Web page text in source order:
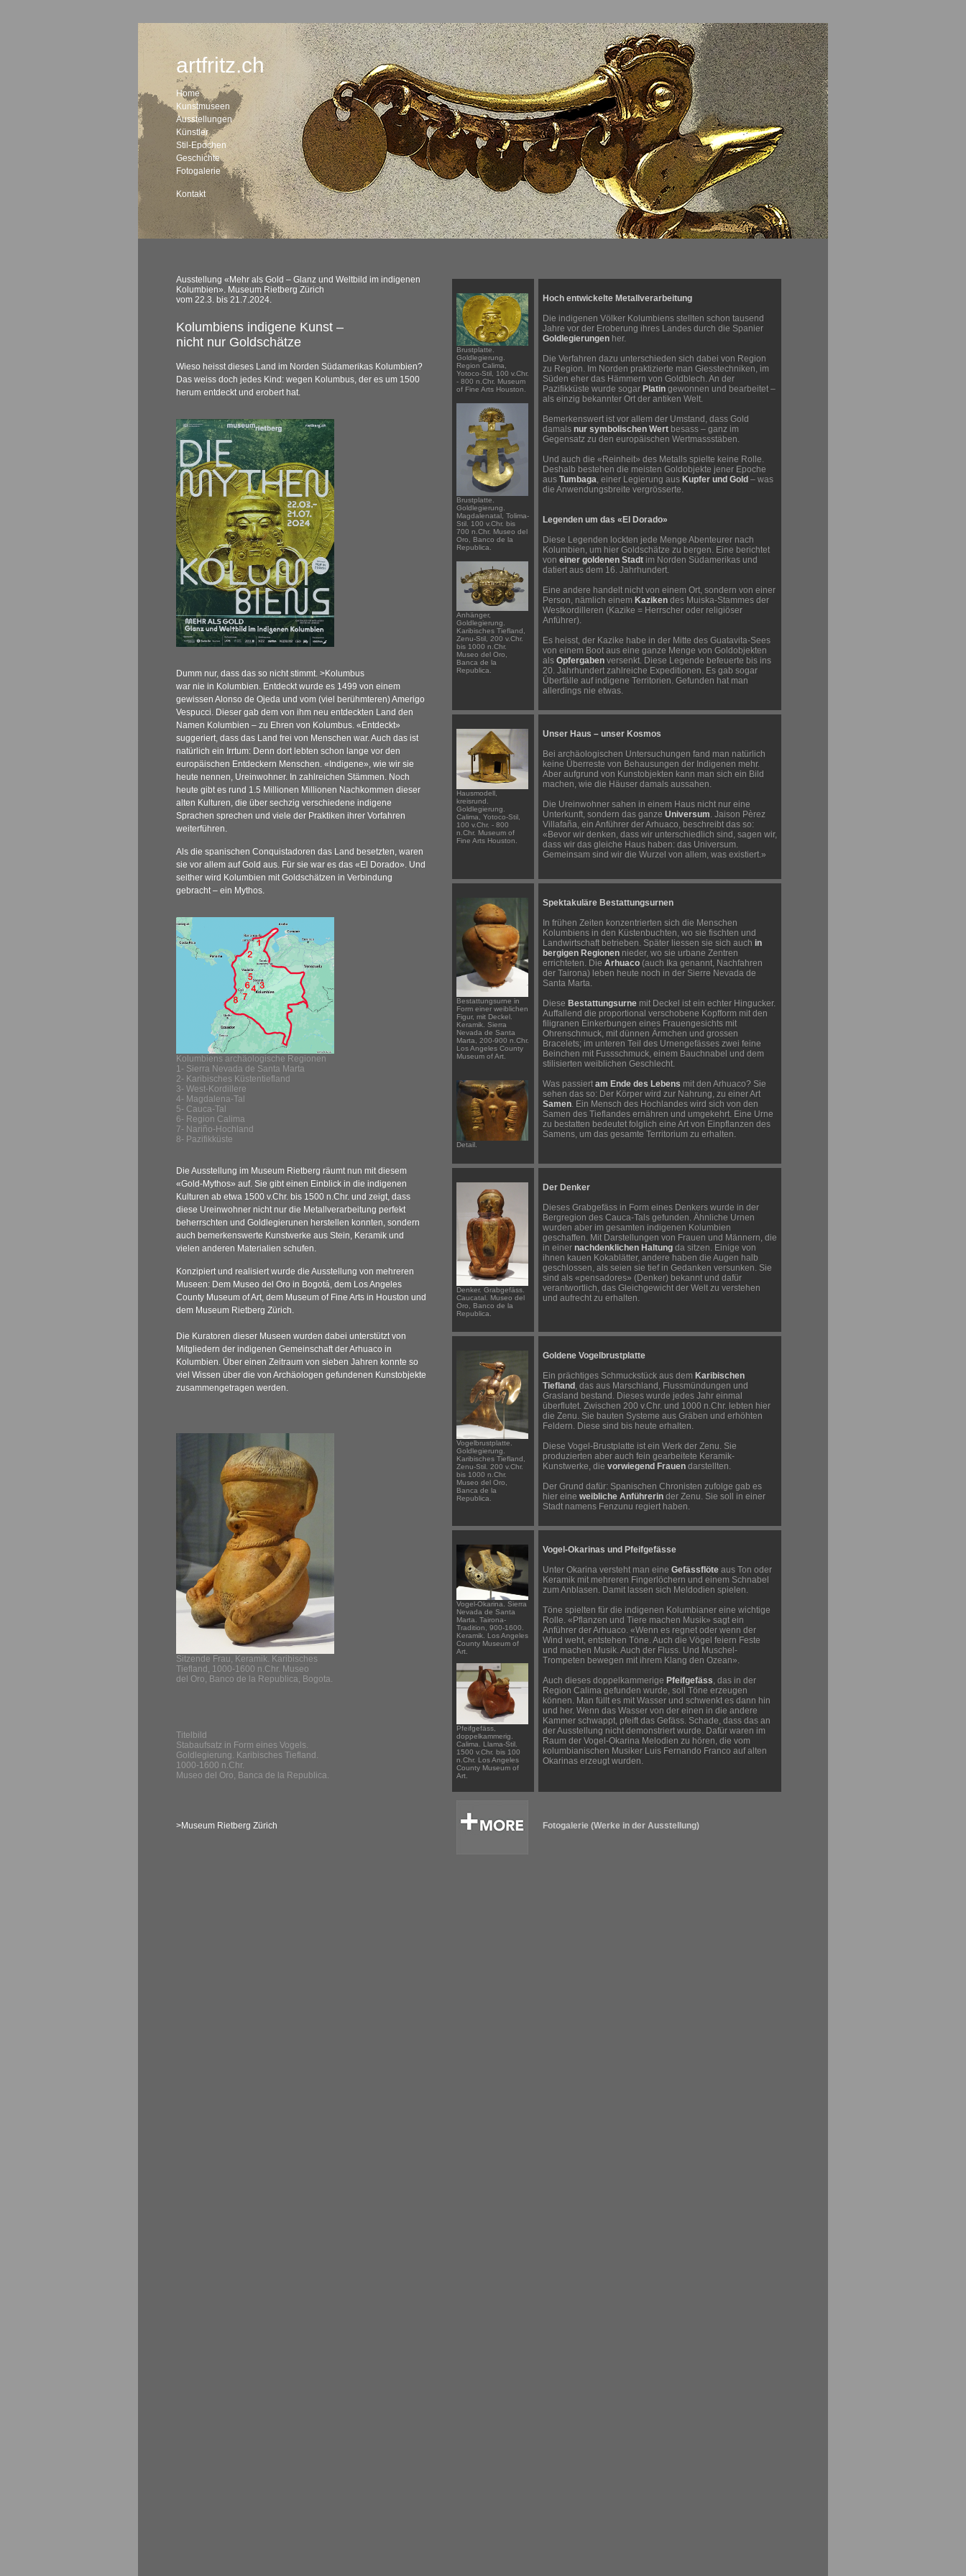
artfritz.ch
Home
Kunstmuseen
Ausstellungen
Künstler
Stil-Epochen
Geschichte
Fotogalerie
Kontakt
Ausstellung «Mehr als Gold – Glanz und Weltbild im indigenen
Kolumbien». Museum Rietberg Zürich
vom 22.3. bis 21.7.2024.
Kolumbiens indigene Kunst –
nicht nur Goldschätze
Wieso heisst dieses Land im Norden Südamerikas Kolumbien?
Das weiss doch jedes Kind: wegen Kolumbus, der es um 1500
herum entdeckt und erobert hat.
Dumm nur, dass das so nicht stimmt. >Kolumbus
war nie in Kolumbien. Entdeckt wurde es 1499 von einem
gewissen Alonso de Ojeda und vom (viel berühmteren) Amerigo
Vespucci. Dieser gab dem von ihm neu entdeckten Land den
Namen Kolumbien – zu Ehren von Kolumbus. «Entdeckt»
suggeriert, dass das Land frei von Menschen war. Auch das ist
natürlich ein Irrtum: Denn dort lebten schon lange vor den
europäischen Entdeckern Menschen. «Indigene», wie wir sie
heute nennen, Ureinwohner. In zahlreichen Stämmen. Noch
heute gibt es rund 1.5 Millionen Millionen Nachkommen dieser
alten Kulturen, die über sechzig verschiedene indigene
Sprachen sprechen und viele der Praktiken ihrer Vorfahren
weiterführen.
Als die spanischen Conquistadoren das Land besetzten, waren
sie vor allem auf Gold aus. Für sie war es das «El Dorado». Und
seither wird Kolumbien mit Goldschätzen in Verbindung
gebracht – ein Mythos.
Kolumbiens archäologische Regionen
1- Sierra Nevada de Santa Marta
2- Karibisches Küstentiefland
3- West-Kordillere
4- Magdalena-Tal
5- Cauca-Tal
6- Region Calima
7- Nariño-Hochland
8- Pazifikküste
Die Ausstellung im Museum Rietberg räumt nun mit diesem
«Gold-Mythos» auf. Sie gibt einen Einblick in die indigenen
Kulturen ab etwa 1500 v.Chr. bis 1500 n.Chr. und zeigt, dass
diese Ureinwohner nicht nur die Metallverarbeitung perfekt
beherrschten und Goldlegierunen herstellen konnten, sondern
auch bemerkenswerte Kunstwerke aus Stein, Keramik und
vielen anderen Materialien schufen.
Konzipiert und realisiert wurde die Ausstellung von mehreren
Museen: Dem Museo del Oro in Bogotá, dem Los Angeles
County Museum of Art, dem Museum of Fine Arts in Houston und
dem Museum Rietberg Zürich.
Die Kuratoren dieser Museen wurden dabei unterstützt von
Mitgliedern der indigenen Gemeinschaft der Arhuaco in
Kolumbien. Über einen Zeitraum von sieben Jahren konnte so
viel Wissen über die von Archäologen gefundenen Kunstobjekte
zusammengetragen werden.
Sitzende Frau, Keramik. Karibisches
Tiefland, 1000-1600 n.Chr. Museo
del Oro, Banco de la Republica, Bogota.
Titelbild
Stabaufsatz in Form eines Vogels.
Goldlegierung. Karibisches Tiefland.
1000-1600 n.Chr.
Museo del Oro, Banca de la Republica.
>Museum Rietberg Zürich
Brustplatte.
Goldlegierung.
Region Calima,
Yotoco-Stil, 100 v.Chr.
- 800 n.Chr. Museum
of Fine Arts Houston.
Brustplatte.
Goldlegierung.
Magdalenatal, Tolima-
Stil. 100 v.Chr. bis
700 n.Chr. Museo del
Oro, Banco de la
Republica.
Anhänger,
Goldlegierung.
Karibisches Tiefland,
Zenu-Stil, 200 v.Chr.
bis 1000 n.Chr.
Museo del Oro,
Banca de la
Republica.
Hoch entwickelte Metallverarbeitung
Die indigenen Völker Kolumbiens stellten schon tausend
Jahre vor der Eroberung ihres Landes durch die Spanier
Goldlegierungen her.
Die Verfahren dazu unterschieden sich dabei von Region
zu Region. Im Norden praktizierte man Giesstechniken, im
Süden eher das Hämmern von Goldblech. An der
Pazifikküste wurde sogar Platin gewonnen und bearbeitet –
als einzig bekannter Ort der antiken Welt.
Bemerkenswert ist vor allem der Umstand, dass Gold
damals nur symbolischen Wert besass – ganz im
Gegensatz zu den europäischen Wertmassstäben.
Und auch die «Reinheit» des Metalls spielte keine Rolle.
Deshalb bestehen die meisten Goldobjekte jener Epoche
aus Tumbaga, einer Legierung aus Kupfer und Gold – was
die Anwendungsbreite vergrösserte.
Legenden um das «El Dorado»
Diese Legenden lockten jede Menge Abenteurer nach
Kolumbien, um hier Goldschätze zu bergen. Eine berichtet
von einer goldenen Stadt im Norden Südamerikas und
datiert aus dem 16. Jahrhundert.
Eine andere handelt nicht von einem Ort, sondern von einer
Person, nämlich einem Kaziken des Muiska-Stammes der
Westkordilleren (Kazike = Herrscher oder religiöser
Anführer).
Es heisst, der Kazike habe in der Mitte des Guatavita-Sees
von einem Boot aus eine ganze Menge von Goldobjekten
als Opfergaben versenkt. Diese Legende befeuerte bis ins
20. Jahrhundert zahlreiche Expeditionen. Es gab sogar
Überfälle auf indigene Territorien. Gefunden hat man
allerdings nie etwas.
Hausmodell,
kreisrund.
Goldlegierung.
Calima, Yotoco-Stil,
100 v.Chr. - 800
n.Chr. Museum of
Fine Arts Houston.
Unser Haus – unser Kosmos
Bei archäologischen Untersuchungen fand man natürlich
keine Überreste von Behausungen der Indigenen mehr.
Aber aufgrund von Kunstobjekten kann man sich ein Bild
machen, wie die Häuser damals aussahen.
Die Ureinwohner sahen in einem Haus nicht nur eine
Unterkunft, sondern das ganze Universum. Jaison Pèrez
Villafaña, ein Anführer der Arhuaco, beschreibt das so:
«Bevor wir denken, dass wir unterschiedlich sind, sagen wir,
dass wir das gleiche Haus haben: das Universum.
Gemeinsam sind wir die Wurzel von allem, was existiert.»
Bestattungsurne in
Form einer weiblichen
Figur, mit Deckel.
Keramik. Sierra
Nevada de Santa
Marta, 200-900 n.Chr.
Los Angeles County
Museum of Art.
Detail.
Spektakuläre Bestattungsurnen
In frühen Zeiten konzentrierten sich die Menschen
Kolumbiens in den Küstenbuchten, wo sie fischten und
Landwirtschaft betrieben. Später liessen sie sich auch in
bergigen Regionen nieder, wo sie urbane Zentren
errichteten. Die Arhuaco (auch Ika genannt, Nachfahren
der Tairona) leben heute noch in der Sierre Nevada de
Santa Marta.
Diese Bestattungsurne mit Deckel ist ein echter Hingucker.
Auffallend die proportional verschobene Kopfform mit den
filigranen Einkerbungen eines Frauengesichts mit
Ohrenschmuck, mit dünnen Ärmchen und grossen
Bracelets; im unteren Teil des Urnengefässes zwei feine
Beinchen mit Fussschmuck, einem Bauchnabel und dem
stilisierten weiblichen Geschlecht.
Was passiert am Ende des Lebens mit den Arhuaco? Sie
sehen das so: Der Körper wird zur Nahrung, zu einer Art
Samen. Ein Mensch des Hochlandes wird sich von den
Samen des Tieflandes ernähren und umgekehrt. Eine Urne
zu bestatten bedeutet folglich eine Art von Einpflanzen des
Samens, um das gesamte Territorium zu erhalten.
Denker. Grabgefäss.
Caucatal. Museo del
Oro, Banco de la
Republica.
Der Denker
Dieses Grabgefäss in Form eines Denkers wurde in der
Bergregion des Cauca-Tals gefunden. Ähnliche Urnen
wurden aber im gesamten indigenen Kolumbien
geschaffen. Mit Darstellungen von Frauen und Männern, die
in einer nachdenklichen Haltung da sitzen. Einige von
ihnen kauen Kokablätter, andere haben die Augen halb
geschlossen, als seien sie tief in Gedanken versunken. Sie
sind als «pensadores» (Denker) bekannt und dafür
verantwortlich, das Gleichgewicht der Welt zu verstehen
und aufrecht zu erhalten.
Vogelbrustplatte.
Goldlegierung.
Karibisches Tiefland,
Zenu-Stil. 200 v.Chr.
bis 1000 n.Chr.
Museo del Oro,
Banca de la
Republica.
Goldene Vogelbrustplatte
Ein prächtiges Schmuckstück aus dem Karibischen
Tiefland , das aus Marschland, Flussmündungen und
Grasland bestand. Dieses wurde jedes Jahr einmal
überflutet. Zwischen 200 v.Chr. und 1000 n.Chr. lebten hier
die Zenu. Sie bauten Systeme aus Gräben und erhöhten
Feldern. Diese sind bis heute erhalten.
Diese Vogel-Brustplatte ist ein Werk der Zenu. Sie
produzierten aber auch fein gearbeitete Keramik-
Kunstwerke, die vorwiegend Frauen darstellten.
Der Grund dafür: Spanischen Chronisten zufolge gab es
hier eine weibliche Anführerin der Zenu. Sie soll in einer
Stadt namens Fenzunu regiert haben.
Vogel-Okarina. Sierra
Nevada de Santa
Marta. Tairona-
Tradition, 900-1600.
Keramik. Los Angeles
County Museum of
Art.
Pfeifgefäss,
doppelkammerig.
Calima. Llama-Stil.
1500 v.Chr. bis 100
n.Chr. Los Angeles
County Museum of
Art.
Vogel-Okarinas und Pfeifgefässe
Unter Okarina versteht man eine Gefässflöte aus Ton oder
Keramik mit mehreren Fingerlöchern und einem Schnabel
zum Anblasen. Damit lassen sich Meldodien spielen.
Töne spielten für die indigenen Kolumbianer eine wichtige
Rolle. «Pflanzen und Tiere machen Musik» sagt ein
Anführer der Arhuaco. «Wenn es regnet oder wenn der
Wind weht, entstehen Töne. Auch die Vögel feiern Feste
und machen Musik. Auch der Fluss. Und Muschel-
Trompeten bewegen mit ihrem Klang den Ozean».
Auch dieses doppelkammerige Pfeifgefäss, das in der
Region Calima gefunden wurde, soll Töne erzeugen
können. Man füllt es mit Wasser und schwenkt es dann hin
und her. Wenn das Wasser von der einen in die andere
Kammer schwappt, pfeift das Gefäss. Schade, dass das an
der Ausstellung nicht demonstriert wurde. Dafür waren im
Raum der Vogel-Okarina Melodien zu hören, die vom
kolumbianischen Musiker Luis Fernando Franco auf alten
Okarinas erzeugt wurden.
Fotogalerie (Werke in der Ausstellung)